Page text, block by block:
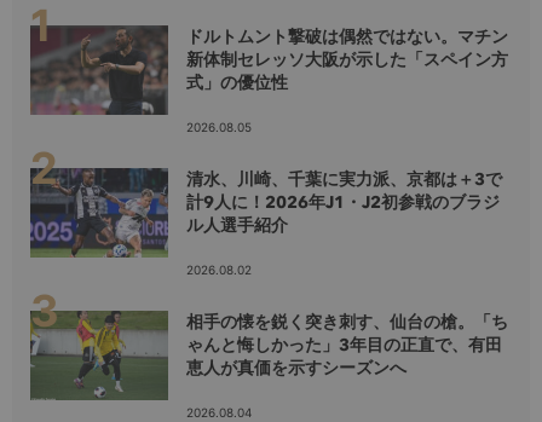
ドルトムント撃破は偶然ではない。マチン
新体制セレッソ大阪が示した「スペイン方
式」の優位性
2026.08.05
清水、川崎、千葉に実力派、京都は＋3で
計9人に！2026年J1・J2初参戦のブラジ
ル人選手紹介
2026.08.02
相手の懐を鋭く突き刺す、仙台の槍。「ち
ゃんと悔しかった」3年目の正直で、有田
恵人が真価を示すシーズンへ
2026.08.04